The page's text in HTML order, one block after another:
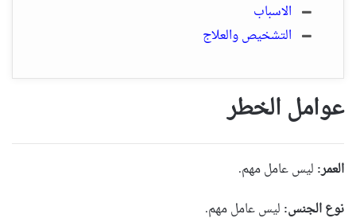
الاسباب
التشخيص والعلاج
عوامل الخطر
العمر: ليس عامل مهم.
نوع الجنس: ليس عامل مهم.